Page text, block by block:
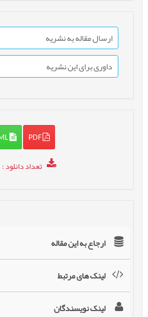
ارسال مقاله به نشریه
داوری برای این نشریه
PDF
XML
تعداد دانلود: 2022
ارجاع به این مقاله
لینک های مرتبط
لینک نویسندگان